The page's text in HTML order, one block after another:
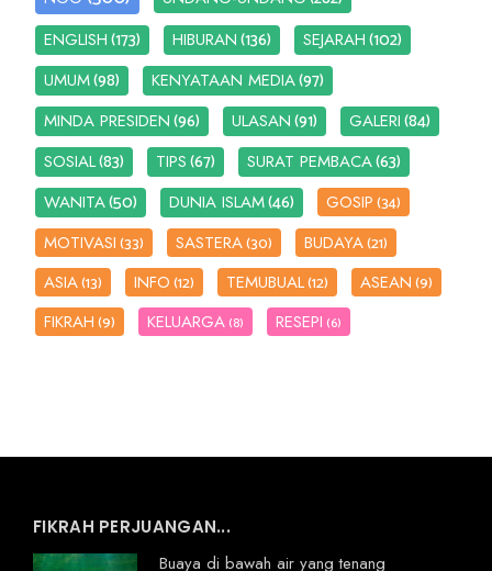
ENGLISH(173) HIBURAN(136) SEJARAH(102)
UMUM(98) KENYATAAN MEDIA(97)
MINDA PRESIDEN(96) ULASAN(91) GALERI(84)
SOSIAL(83) TIPS(67) SURAT PEMBACA(63)
WANITA(50) DUNIA ISLAM(46) GOSIP(34)
MOTIVASI(33) SASTERA(30) BUDAYA(21)
ASIA(13) INFO(12) TEMUBUAL(12) ASEAN(9)
FIKRAH(9) KELUARGA (8) RESEPI (6)
FIKRAH PERJUANGAN...
Buaya di bawah air yang tenang